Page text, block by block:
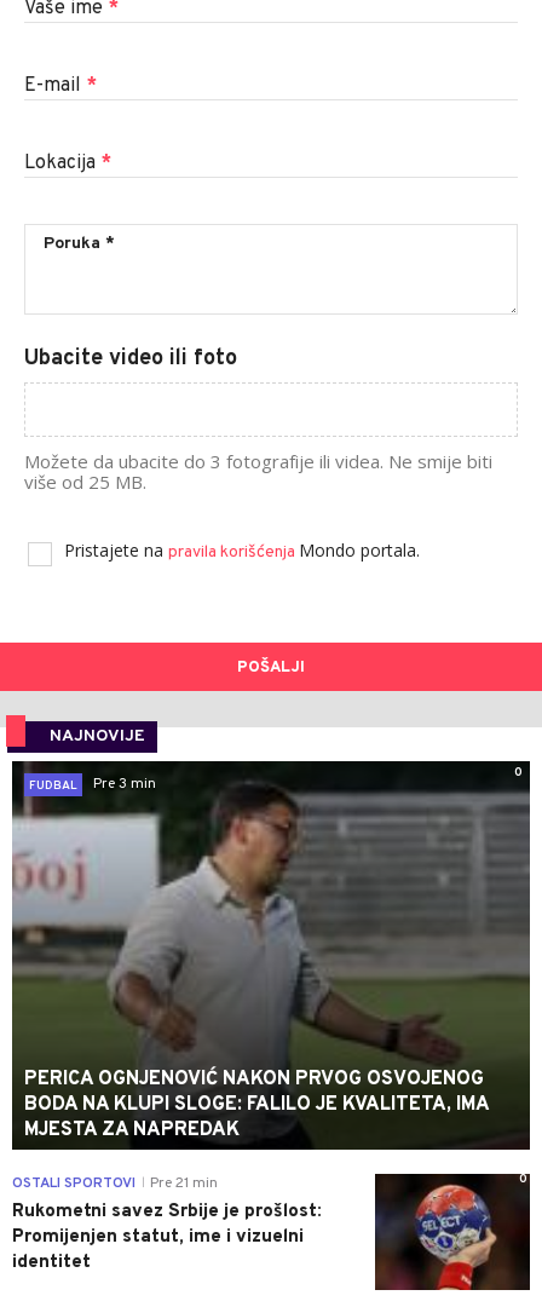
Vaše ime *
E-mail *
Lokacija *
Ubacite video ili foto
Možete da ubacite do 3 fotografije ili videa. Ne smije biti
više od 25 MB.
Pristajete na pravila korišćenja Mondo portala.
POŠALJI
NAJNOVIJE
0
FUDBAL
Pre 3 min
PERICA OGNJENOVIĆ NAKON PRVOG OSVOJENOG
BODA NA KLUPI SLOGE: FALILO JE KVALITETA, IMA
MJESTA ZA NAPREDAK
0
OSTALI SPORTOVI Pre 21 min
Rukometni savez Srbije je prošlost:
Promijenjen statut, ime i vizuelni
identitet